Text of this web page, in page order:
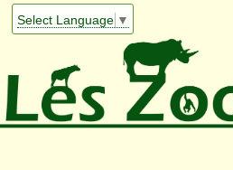
Select Language ▼